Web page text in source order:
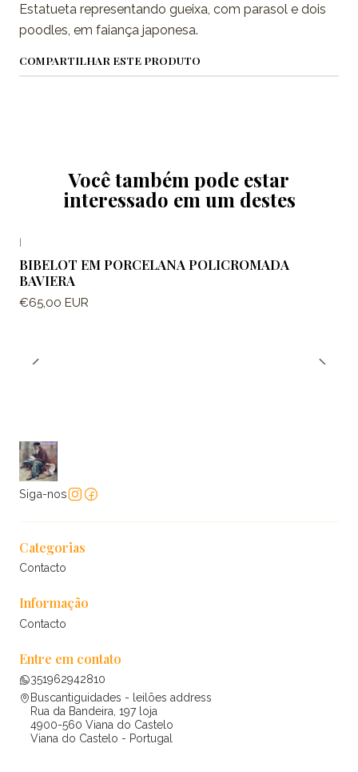
Estatueta representando gueixa, com parasol e dois
poodles, em faiança japonesa.
COMPARTILHAR ESTE PRODUTO
Você também pode estar
interessado em um destes
|
BIBELOT EM PORCELANA POLICROMADA
BAVIERA
€65,00 EUR
Siga-nos
Categorias
Contacto
Informação
Contacto
Entre em contato
351962942810
Buscantiguidades - leilões address
Rua da Bandeira, 197 loja
4900-560 Viana do Castelo
Viana do Castelo - Portugal